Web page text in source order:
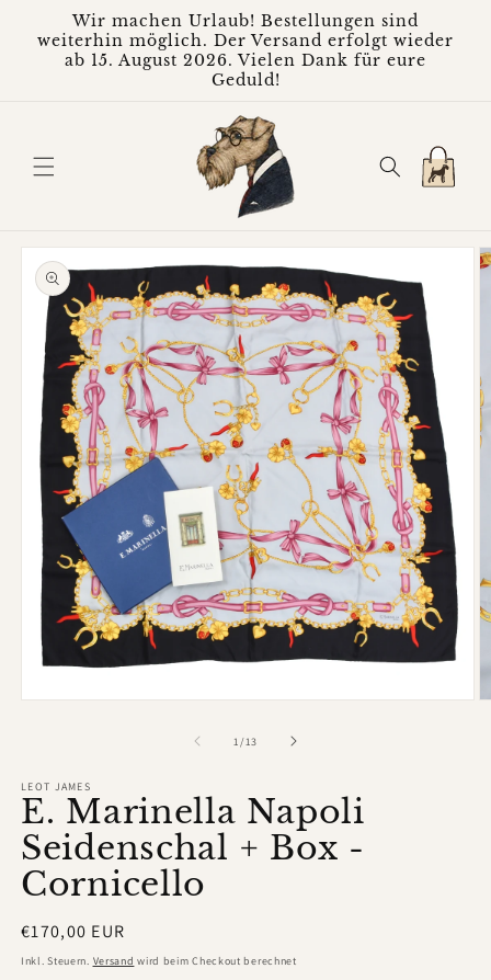
Inhalt
Wir machen Urlaub! Bestellungen sind
weiterhin möglich. Der Versand erfolgt wieder
ab 15. August 2026. Vielen Dank für eure
Geduld!
Warenkorb
1 /von
13
LEOT JAMES
E. Marinella Napoli
Seidenschal + Box -
Cornicello
Normaler
Preis
€170,00 EUR
Inkl. Steuern. Versand wird beim Checkout berechnet